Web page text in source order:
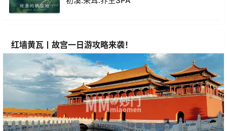
红墙黄瓦丨故宫一日游攻略来袭！